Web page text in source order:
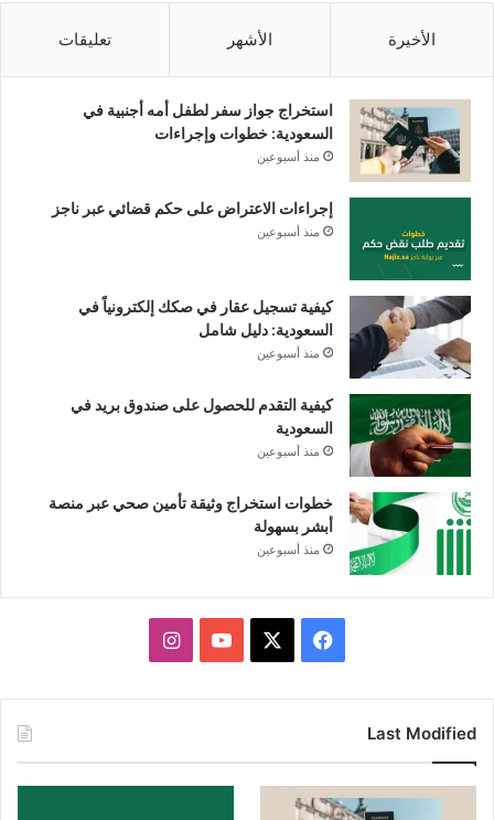
الأخيرة الأشهر تعليقات
استخراج جواز سفر لطفل أمه أجنبية في
السعودية: خطوات وإجراءات
منذ أسبوعين
إجراءات الاعتراض على حكم قضائي عبر ناجز
منذ أسبوعين
كيفية تسجيل عقار في صكك إلكترونياً في
السعودية: دليل شامل
منذ أسبوعين
كيفية التقدم للحصول على صندوق بريد في
السعودية
منذ أسبوعين
خطوات استخراج وثيقة تأمين صحي عبر منصة
أبشر بسهولة
منذ أسبوعين
فيسبوك يوتيوبانستقرام
Last Modified